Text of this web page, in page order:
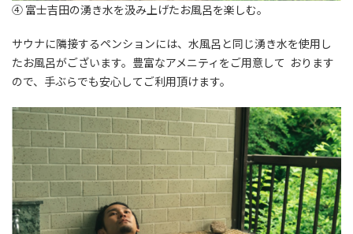
④ 富⼠吉⽥の湧き⽔を汲み上げたお⾵呂を楽しむ。
サウナに隣接するペンションには、⽔⾵呂と同じ湧き⽔を使⽤し
たお⾵呂がございます。豊富なアメニティをご⽤意して おります
ので、⼿ぶらでも安⼼してご利⽤頂けます。